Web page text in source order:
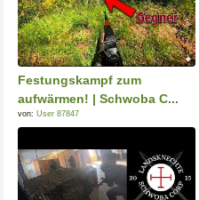
Festungskampf zum
aufwärmen! | Schwoba C...
von: User 87847